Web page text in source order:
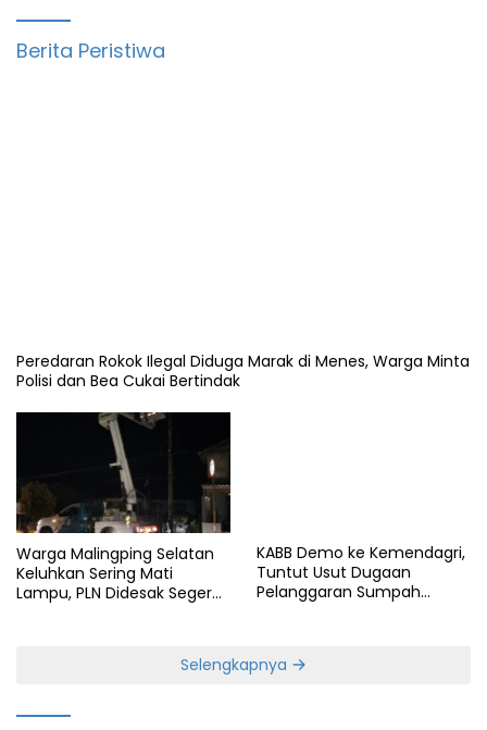
Berita Peristiwa
Peredaran Rokok Ilegal Diduga Marak di Menes, Warga Minta
Polisi dan Bea Cukai Bertindak
Warga Malingping Selatan
Keluhkan Sering Mati
Lampu, PLN Didesak Segera
KABB Demo ke Kemendagri,
Tuntut Usut Dugaan
Pelanggaran Sumpah
Selengkapnya